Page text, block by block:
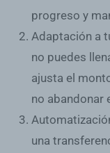
progreso y
Adaptación a
no puedes
ajusta el
no abandonar
una